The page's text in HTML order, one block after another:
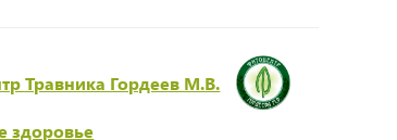
Травника Гордеев М.В.
здоровье